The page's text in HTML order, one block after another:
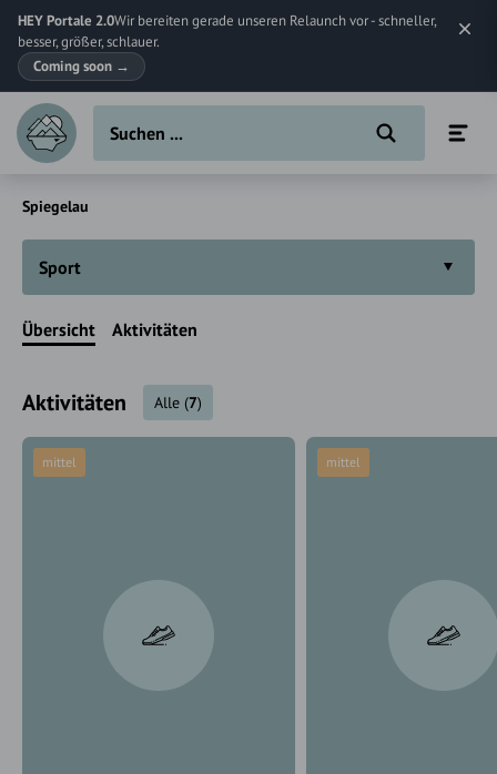
HEY Portale 2.0Wir bereiten gerade unseren Relaunch vor - schneller,
besser, größer, schlauer.
Coming soon →
Spiegelau
Sport
Übersicht Aktivitäten
Aktivitäten Alle (7)
mittel mittel